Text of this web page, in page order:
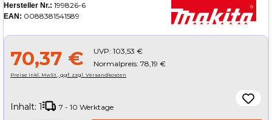
Hersteller Nr.: 199826-6
EAN: 0088381541589
70,37 € UVP: 103,53 €
Normalpreis: 78,19 €
Preise inkl. MwSt., ggf. zzgl. Versandkosten
Inhalt: 1 7 - 10 Werktage